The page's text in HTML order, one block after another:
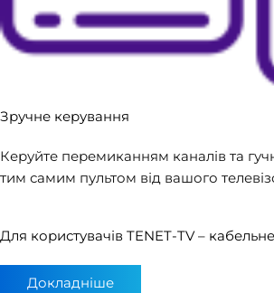
Зручне керування
Керуйте перемиканням каналів та
тим самим пультом від вашого
Для користувачів TENET-TV –
Докладніше